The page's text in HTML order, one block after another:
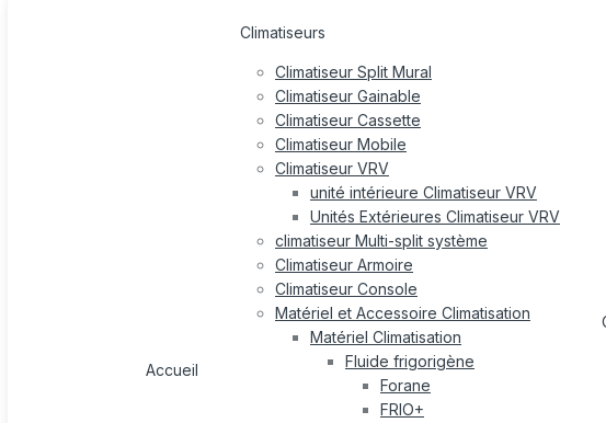
Accueil
Climatiseurs
Climatiseur Split Mural
Climatiseur Gainable
Climatiseur Cassette
Climatiseur Mobile
Climatiseur VRV
unité intérieure Climatiseur VRV
Unités Extérieures Climatiseur VRV
climatiseur Multi-split système
Climatiseur Armoire
Climatiseur Console
Matériel et Accessoire Climatisation
Matériel Climatisation
Fluide frigorigène
Forane
FRIO+